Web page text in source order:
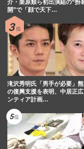
介・栗原類ら初出演組の“扮
開”で「顔で天下…
滝沢秀明氏「男手が必要」
の復興支援を表明、中居正
ンティア計画…